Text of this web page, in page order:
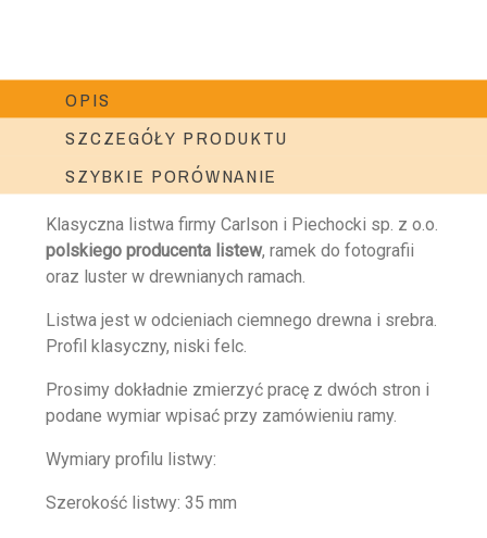
OPIS
SZCZEGÓŁY PRODUKTU
SZYBKIE PORÓWNANIE
Klasyczna listwa firmy Carlson i Piechocki sp. z o.o.
polskiego producenta listew, ramek do fotografii
oraz luster w drewnianych ramach.
Listwa jest w odcieniach ciemnego drewna i srebra.
Profil klasyczny, niski felc.
Prosimy dokładnie zmierzyć pracę z dwóch stron i
podane wymiar wpisać przy zamówieniu ramy.
Wymiary profilu listwy:
Szerokość listwy: 35 mm